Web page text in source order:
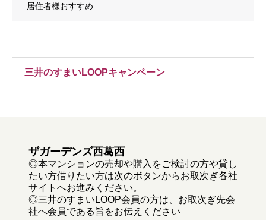
居住者様おすすめ
三井のすまいLOOPキャンペーン
ザガーデンズ西葛西
◎本マンションの売却や購入をご検討の方や貸し
たい方借りたい方は次のボタンからお取次ぎ各社
サイトへお進みください。
◎三井のすまいLOOP会員の方は、お取次ぎ先会
社へ会員である旨をお伝えください